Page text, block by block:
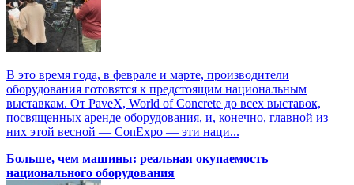
В это время года, в феврале и марте, производители
оборудования готовятся к предстоящим национальным
выставкам. От PaveX, World of Concrete до всех выставок,
посвященных аренде оборудования, и, конечно, главной из
них этой весной — ConExpo — эти наци...
Больше, чем машины: реальная окупаемость
национального оборудования